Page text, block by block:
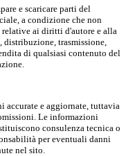
e scaricare parti del
a condizione che non
ai diritti d'autore e alla
trasmissione,
di qualsiasi contenuto del
accurate e aggiornate, tuttavia
Le informazioni
consulenza tecnica o
per eventuali danni
nel sito.